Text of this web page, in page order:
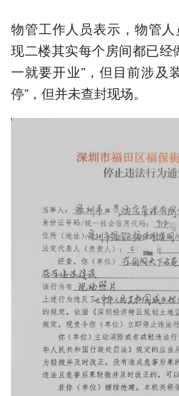
物管工作人员表示，物管
现二楼其实每个房间都已经
一就要开业”，但目前涉及
停”，但并未查封现场。